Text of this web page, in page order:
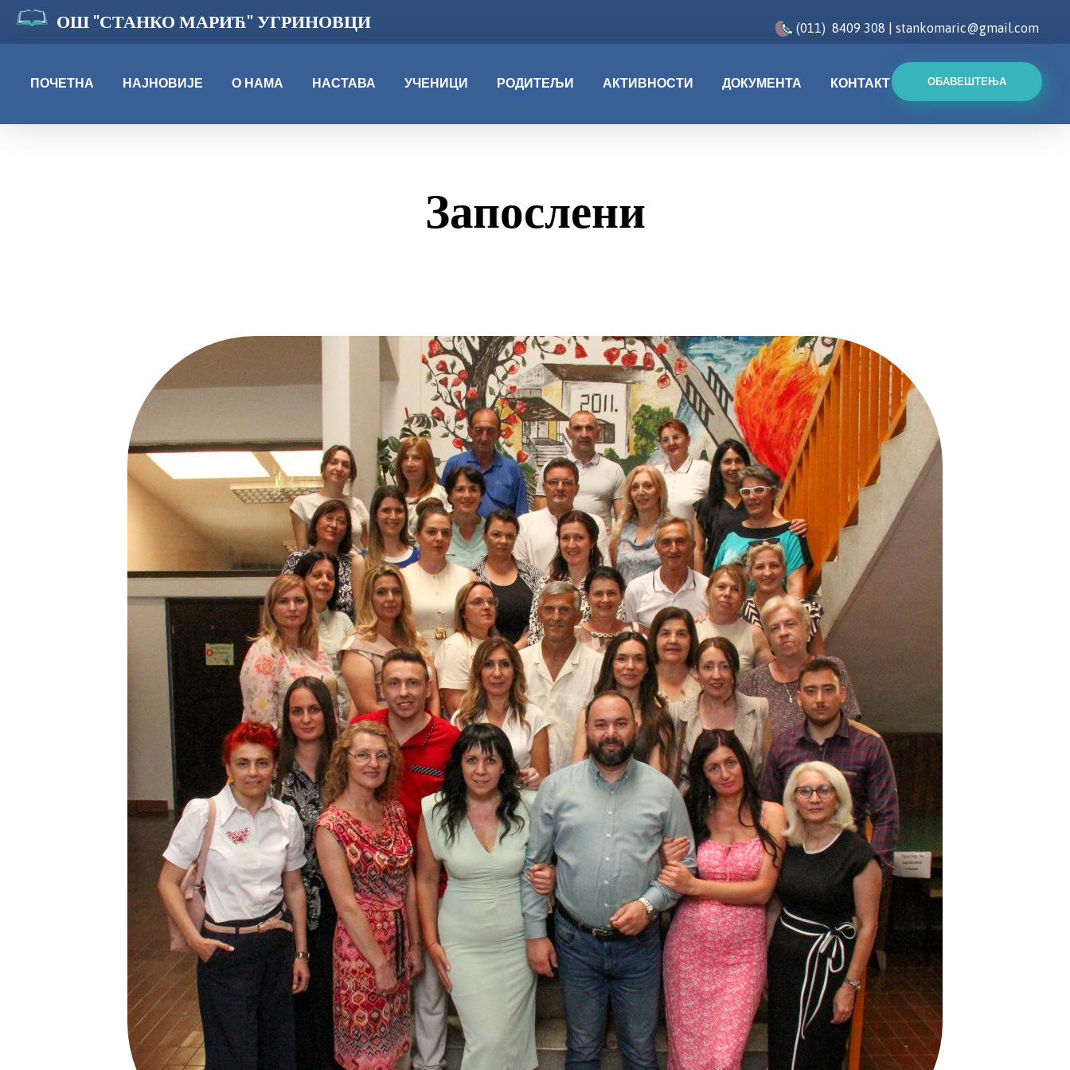
ОШ "СТАНКО МАРИЋ" УГРИНОВЦИ (011) 8409 308 | stankomaric@gmail.com
ПОЧЕТНА НАЈНОВИЈЕ О НАМА НАСТАВА УЧЕНИЦИ РОДИТЕЉИ АКТИВНОСТИ ДОКУМЕНТА КОНТАКТ ОБАВЕШТЕЊА
Запослени